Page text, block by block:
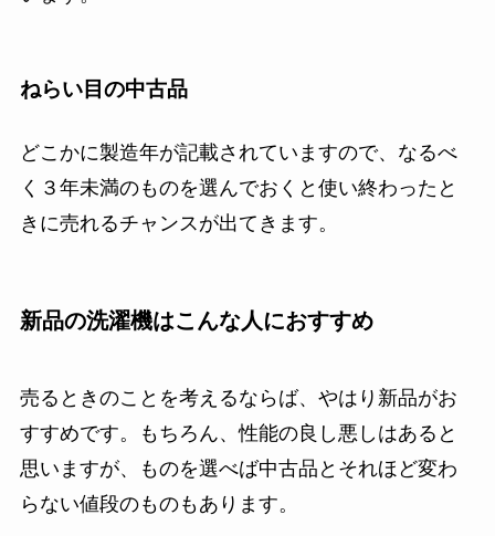
ねらい目の中古品
どこかに製造年が記載されていますので、なるべ
く３年未満のものを選んでおくと使い終わったと
きに売れるチャンスが出てきます。
新品の洗濯機はこんな人におすすめ
売るときのことを考えるならば、やはり新品がお
すすめです。もちろん、性能の良し悪しはあると
思いますが、ものを選べば中古品とそれほど変わ
らない値段のものもあります。